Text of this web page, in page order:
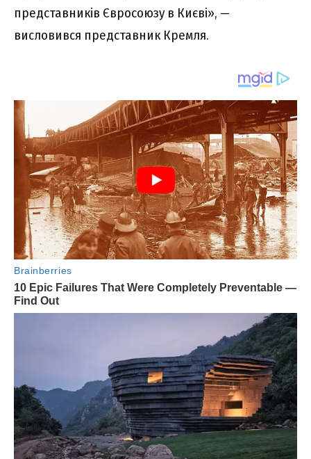
представників Євросоюзу в Києві», —
висловився представник Кремля.